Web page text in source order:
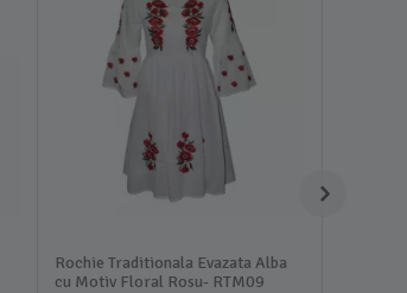
Rochie Traditionala Evazata Alba
cu Motiv Floral Rosu- RTM09